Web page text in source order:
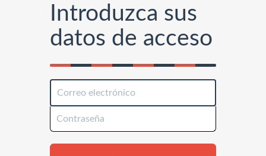
Introduzca sus
datos de acceso